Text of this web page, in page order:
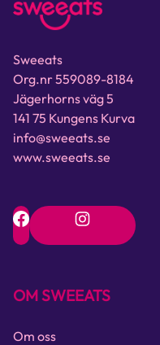
Sweeats
Org.nr 559089-8184
Jägerhorns väg 5
141 75 Kungens Kurva
info@sweeats.se
www.sweeats.se
OM SWEEATS
Om oss